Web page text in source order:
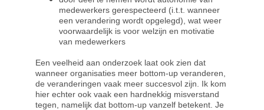
medewerkers gerespecteerd (i.t.t. wanneer
een verandering wordt opgelegd), wat weer
voorwaardelijk is voor welzijn en motivatie
van medewerkers
Een veelheid aan onderzoek laat ook zien dat
wanneer organisaties meer bottom-up veranderen,
de veranderingen vaak meer succesvol zijn. Ik kom
hier echter ook vaak een hardnekkig misverstand
tegen, namelijk dat bottom-up vanzelf betekent. Je